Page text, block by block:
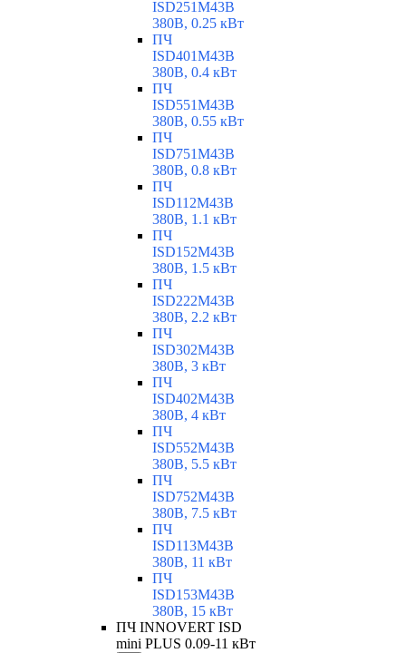
ISD251M43B
380В, 0.25 кВт
ПЧ
ISD401M43B
380В, 0.4 кВт
ПЧ
ISD551M43B
380В, 0.55 кВт
ПЧ
ISD751M43B
380В, 0.8 кВт
ПЧ
ISD112M43B
380В, 1.1 кВт
ПЧ
ISD152M43B
380В, 1.5 кВт
ПЧ
ISD222M43B
380В, 2.2 кВт
ПЧ
ISD302M43B
380В, 3 кВт
ПЧ
ISD402M43B
380В, 4 кВт
ПЧ
ISD552M43B
380В, 5.5 кВт
ПЧ
ISD752M43B
380В, 7.5 кВт
ПЧ
ISD113M43B
380В, 11 кВт
ПЧ
ISD153M43B
380В, 15 кВт
ПЧ INNOVERT ISD
mini PLUS 0.09-11 кВт